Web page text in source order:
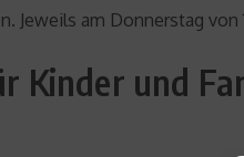
Jeweils am Donnerstag von
Kinder und